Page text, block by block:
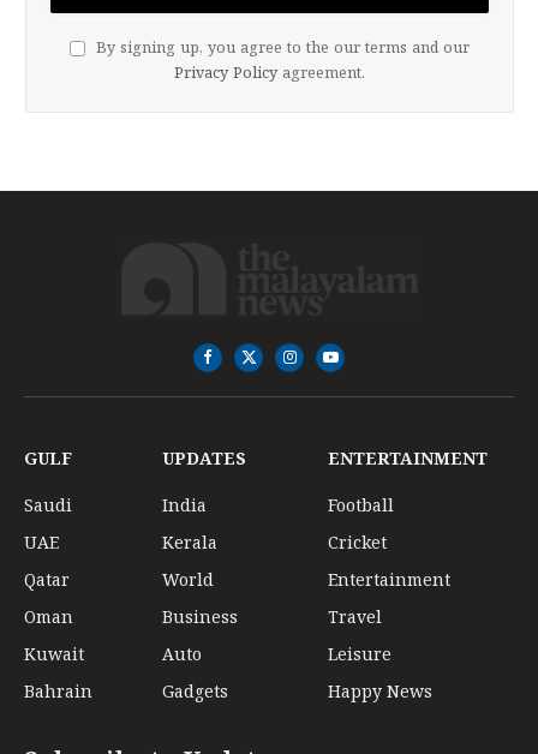
By signing up, you agree to the our terms and our
Privacy Policy agreement.
Facebook
X
(Twitter)
InstagramYouTube
GULF
Saudi
UAE
Qatar
Oman
Kuwait
Bahrain
UPDATES
India
Kerala
World
Business
Auto
Gadgets
ENTERTAINMENT
Football
Cricket
Entertainment
Travel
Leisure
Happy News